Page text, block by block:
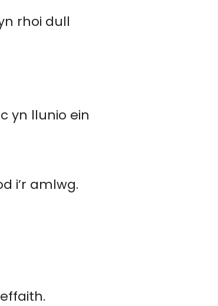
rhoi dull
yn llunio ein
i’r amlwg.